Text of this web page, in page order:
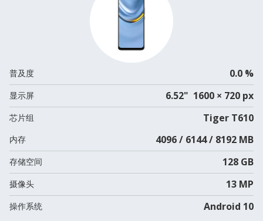
普及度 0.0 %
显示屏 6.52" 1600 × 720 px
芯片组 Tiger T610
内存 4096 / 6144 / 8192 MB
存储空间 128 GB
摄像头 13 MP
操作系统 Android 10